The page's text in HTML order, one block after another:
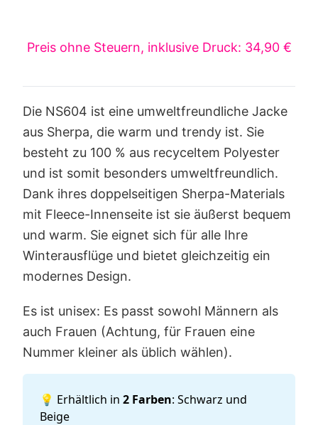
Preis ohne Steuern, inklusive Druck: 34,90 €
Die NS604 ist eine umweltfreundliche Jacke
aus Sherpa, die warm und trendy ist. Sie
besteht zu 100 % aus recyceltem Polyester
und ist somit besonders umweltfreundlich.
Dank ihres doppelseitigen Sherpa-Materials
mit Fleece-Innenseite ist sie äußerst bequem
und warm. Sie eignet sich für alle Ihre
Winterausflüge und bietet gleichzeitig ein
modernes Design.
Es ist unisex: Es passt sowohl Männern als
auch Frauen (Achtung, für Frauen eine
Nummer kleiner als üblich wählen).
💡 Erhältlich in 2 Farben: Schwarz und
Beige